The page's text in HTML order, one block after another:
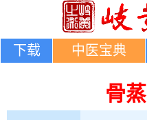
下载 中医宝典
骨蒸